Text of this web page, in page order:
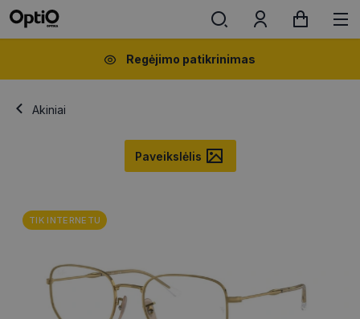
Regėjimo patikrinimas
Akiniai
Paveikslėlis
TIK INTERNETU